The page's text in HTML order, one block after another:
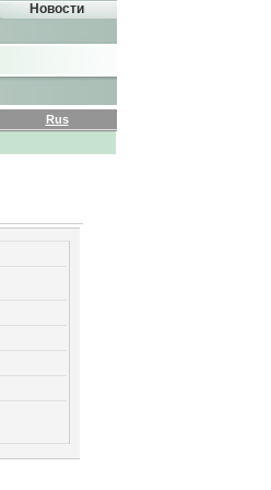
Новости
Rus